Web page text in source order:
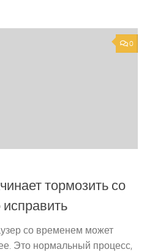
0
тормозить со
со временем может
Это нормальный процесс,